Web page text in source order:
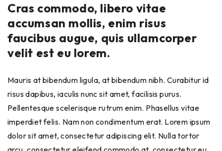
Cras commodo, libero vitae
accumsan mollis, enim risus
faucibus augue, quis ullamcorper
velit est eu lorem.
Mauris at bibendum ligula, at bibendum nibh. Curabitur id
risus dapibus, iaculis nunc sit amet, facilisis purus.
Pellentesque scelerisque rutrum enim. Phasellus vitae
imperdiet felis. Nam non condimentum erat. Lorem ipsum
dolor sit amet, consectetur adipiscing elit. Nulla tortor